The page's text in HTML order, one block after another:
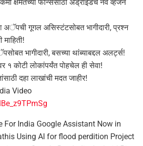
क्षमतेच्या फोन्ससाठी अँड्रॉइडचं नवं व्हर्जन
अॅपची गूगल असिस्टंटसोबत भागीदारी, प्रश्न
भागीदारी, बसच्या थांब्याबद्दल अलर्ट्स!
१ कोटी लोकांपर्यंत पोहचेल ही सेवा!
दहा लाखांची मदत जाहीर!
Video
For India Google Assistant Now in
Using AI for flood perdition Project